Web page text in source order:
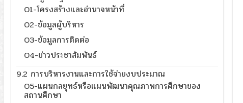
O1-โครงสร้างและอำนาจหน้าที่
O2-ข้อมูลผู้บริหาร
O3-ข้อมูลการติดต่อ
O4-ข่าวประชาสัมพันธ์
9.2 การบริหารงานและการใช้จ่ายงบประมาณ
O5-แผนกลยุทธ์หรือแผนพัฒนาคุณภาพการศึกษาของ
สถานศึกษา